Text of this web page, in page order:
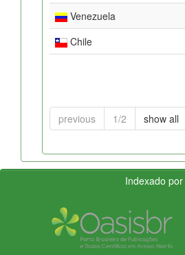
Venezuela
Chile
previous 1/2 show all
Indexado por